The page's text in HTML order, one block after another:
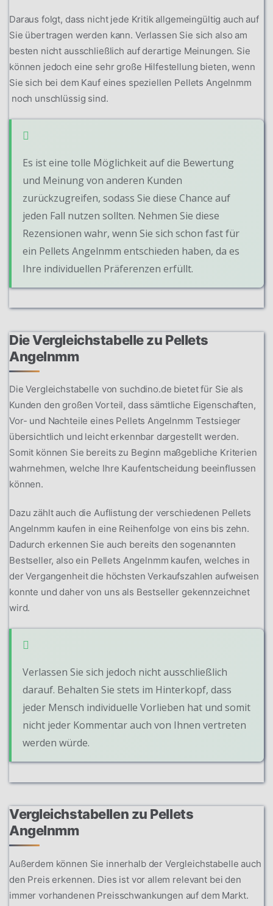
Daraus folgt, dass nicht jede Kritik allgemeingültig auch auf
Sie übertragen werden kann. Verlassen Sie sich also am
besten nicht ausschließlich auf derartige Meinungen. Sie
können jedoch eine sehr große Hilfestellung bieten, wenn
Sie sich bei dem Kauf eines speziellen Pellets Angelnmm
noch unschlüssig sind.
Es ist eine tolle Möglichkeit auf die Bewertung
und Meinung von anderen Kunden
zurückzugreifen, sodass Sie diese Chance auf
jeden Fall nutzen sollten. Nehmen Sie diese
Rezensionen wahr, wenn Sie sich schon fast für
ein Pellets Angelnmm entschieden haben, da es
Ihre individuellen Präferenzen erfüllt.
Die Vergleichstabelle zu Pellets
Angelnmm
Die Vergleichstabelle von suchdino.de bietet für Sie als
Kunden den großen Vorteil, dass sämtliche Eigenschaften,
Vor- und Nachteile eines Pellets Angelnmm Testsieger
übersichtlich und leicht erkennbar dargestellt werden.
Somit können Sie bereits zu Beginn maßgebliche Kriterien
wahrnehmen, welche Ihre Kaufentscheidung beeinflussen
können.
Dazu zählt auch die Auflistung der verschiedenen Pellets
Angelnmm kaufen in eine Reihenfolge von eins bis zehn.
Dadurch erkennen Sie auch bereits den sogenannten
Bestseller, also ein Pellets Angelnmm kaufen, welches in
der Vergangenheit die höchsten Verkaufszahlen aufweisen
konnte und daher von uns als Bestseller gekennzeichnet
wird.
Verlassen Sie sich jedoch nicht ausschließlich
darauf. Behalten Sie stets im Hinterkopf, dass
jeder Mensch individuelle Vorlieben hat und somit
nicht jeder Kommentar auch von Ihnen vertreten
werden würde.
Vergleichstabellen zu Pellets
Angelnmm
Außerdem können Sie innerhalb der Vergleichstabelle auch
den Preis erkennen. Dies ist vor allem relevant bei den
immer vorhandenen Preisschwankungen auf dem Markt.